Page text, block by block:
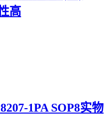
高
1PA SOP8实物